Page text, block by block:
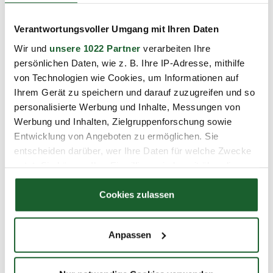
Verantwortungsvoller Umgang mit Ihren Daten
Wir und unsere 1022 Partner verarbeiten Ihre
persönlichen Daten, wie z. B. Ihre IP-Adresse, mithilfe
von Technologien wie Cookies, um Informationen auf
Ihrem Gerät zu speichern und darauf zuzugreifen und so
personalisierte Werbung und Inhalte, Messungen von
Werbung und Inhalten, Zielgruppenforschung sowie
Entwicklung von Angeboten zu ermöglichen. Sie
entscheiden darüber, wer Ihre Daten für welche Zwecke
Cookie-Erklärung oder durch Klicken auf das Privacy
Trigger Symbol ändern oder widerrufen
Informationen über Ihre geografische Lage
erfassen, welche bis auf einige Meter genau sein
können
Cookies zulassen
Anpassen
Ihre Ansprechpartnerin
Jacqueline Lebe
Geschäftsbereichsleiterin
030/31005-130
jacqueline.lebe@bbw-akademie.de
Kontaktanfrage
Inhouse-Schulung